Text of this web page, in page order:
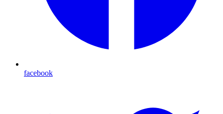
facebook